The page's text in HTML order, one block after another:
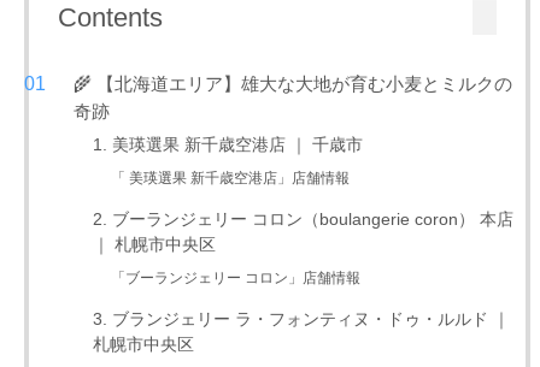
Contents
🌾 【北海道エリア】雄大な大地が育む小麦とミルクの
奇跡
1. 美瑛選果 新千歳空港店 ｜ 千歳市
「 美瑛選果 新千歳空港店」店舗情報
2. ブーランジェリー コロン（boulangerie coron） 本店
｜ 札幌市中央区
「ブーランジェリー コロン」店舗情報
3. ブランジェリー ラ・フォンティヌ・ドゥ・ルルド ｜
札幌市中央区